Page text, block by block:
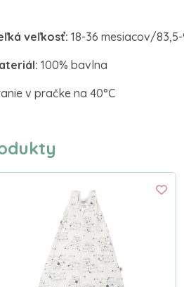
veľkosť: 18-36 mesiacov/83,5-
100% bavlna
v pračke na 40°C